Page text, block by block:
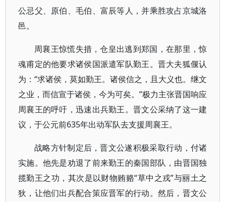
公忌父、原伯、毛伯、富辰等人，并乘胜攻占京城洛
邑。
周襄王惊慌失措，仓皇出逃到郑国，在那里，惊
魂甫定的他要求诸侯国派遣军队勤王。晋大夫狐偃认
为：“求诸侯，莫如勤王。诸侯信之，且大义也。继文
之业，而信宣于诸侯，今为可矣。”极力主张晋国响应
周襄王的呼吁，迅速出兵勤王。晋文公采纳了这一建
议，于公元前635年出动军队去支援周襄王。
战略方针制定后，晋文公遂积极采取行动，付诸
实施。他先是劝退了前来勤王的秦国部队，由晋国独
揽勤王之功，其次是以财物贿赂“草中之戎”与丽土之
狄，让他们出兵配合策应晋军的行动。然后，晋文公